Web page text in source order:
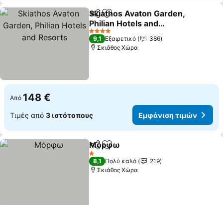
Κοινοποίηση
Προσθήκη στα αγαπημένα
Skiathos Avaton Garden,
Philian Hotels and
Resorts
4 Αστέρια
9,1 Εξαιρετικό
386
Σκιάθος Χώρα
Από 148 €
Τιμές από 3 ιστότοπους Εμφάνιση τιμών
Κοινοποίηση
Προσθήκη στα αγαπημένα
Μόρφω
1 Αστέρια
8,1 Πολύ καλό
219
Σκιάθος Χώρα